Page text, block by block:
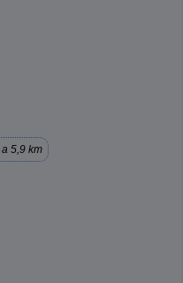
a 5,9 km